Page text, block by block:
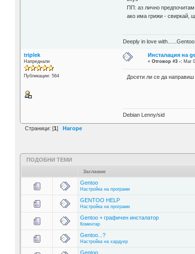
ПП: аз лично предпочитам
ако има грижи - свиркай,
Deeply in love with......Gentoo
triplek
Напреднали
Публикации: 564
Инсталация на
«Отговор #3 -: Mar
Досети ли се да
Debian Lenny/sid
Страници: [1] Нагоре
ПОДОБНИ ТЕМИ
Заглавие
Gentoo
Настройка на програми
GENTOO HELP
Настройка на програми
Gentoo + графичен инсталатор
Коментар
Gentoo...?
Настройка на хардуер
Gentoo